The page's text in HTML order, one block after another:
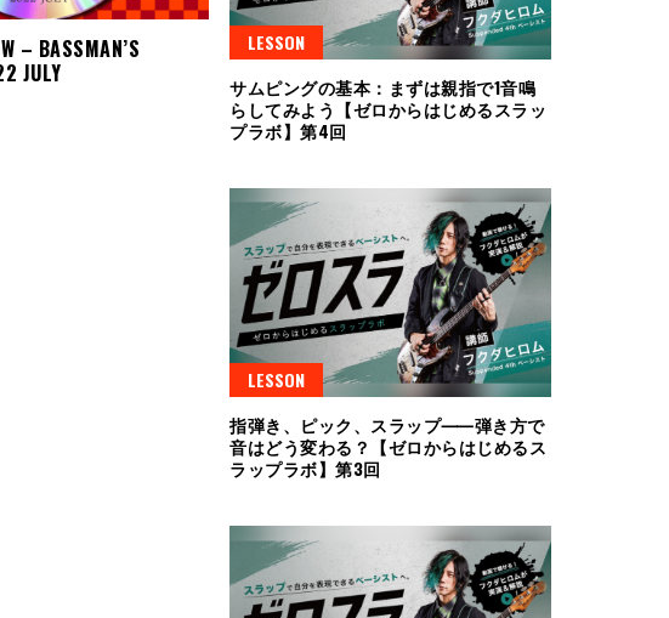
– BASSMAN’S
JULY
LESSON
サムピングの基本：まずは親指で1音鳴
らしてみよう【ゼロからはじめるスラッ
プラボ】第4回
LESSON
指弾き、ピック、スラップ⸺弾き方で
音はどう変わる？【ゼロからはじめるス
ラップラボ】第3回